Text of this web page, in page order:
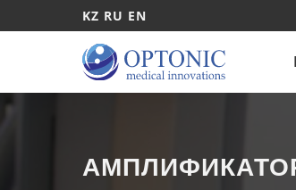
KZ RU EN
АМПЛИФИКАТОР